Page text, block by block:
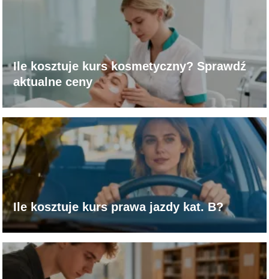
Ile kosztuje kurs kosmetyczny? Sprawdź
aktualne ceny
Ile kosztuje kurs prawa jazdy kat. B?